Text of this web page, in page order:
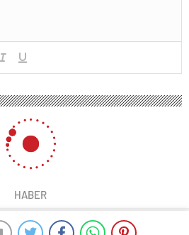
HABER